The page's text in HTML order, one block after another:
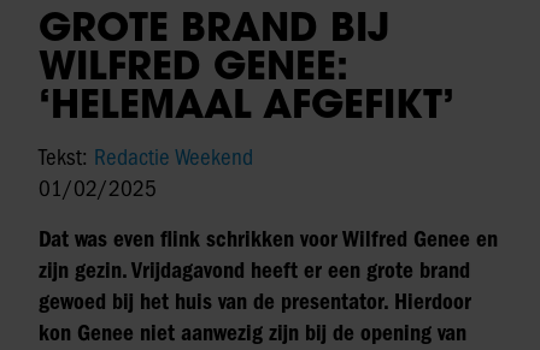
GROTE BRAND BIJ
WILFRED GENEE:
‘HELEMAAL AFGEFIKT’
Tekst: Redactie Weekend
01/02/2025
Dat was even flink schrikken voor Wilfred Genee en
zijn gezin. Vrijdagavond heeft er een grote brand
gewoed bij het huis van de presentator. Hierdoor
kon Genee niet aanwezig zijn bij de opening van